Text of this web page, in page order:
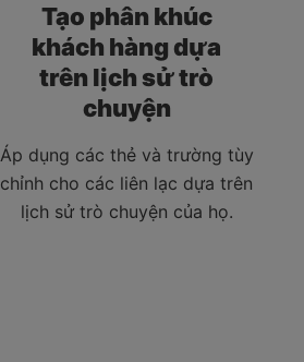
Tạo phân khúc
khách hàng dựa
trên lịch sử trò
chuyện
Áp dụng các thẻ và trường tùy
chỉnh cho các liên lạc dựa trên
lịch sử trò chuyện của họ.